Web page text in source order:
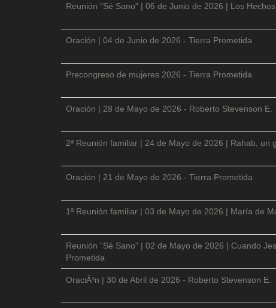
Reunión "Sé Sano" | 06 de Junio de 2026 | Los
Oración | 04 de Junio de 2026 - Tierra Prometida
Precongreso de mujeres 2026 - Tierra Prometida
Oración | 28 de Mayo de 2026 - Roberto Stevenson E.
2ª Reunión familiar | 24 de Mayo de 2026 | Rahab, un
Oración | 21 de Mayo de 2026 - Tierra Prometida
1ª Reunión familiar | 03 de Mayo de 2026 | María de
Reunión "Sé Sano" | 02 de Mayo de 2026 | Cuando
Prometida
OraciÃ³n | 30 de Abril de 2026 - Roberto Stevenson E.